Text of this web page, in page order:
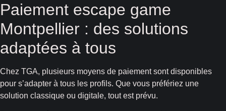
Paiement escape game
Montpellier : des solutions
adaptées à tous
Chez TGA, plusieurs moyens de paiement sont disponibles
pour s’adapter à tous les profils. Que vous préfériez une
solution classique ou digitale, tout est prévu.